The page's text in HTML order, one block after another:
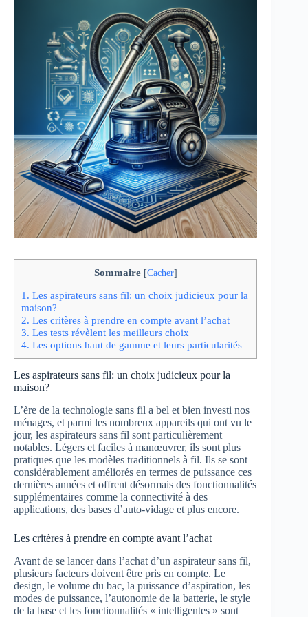
Sommaire [Cacher]
1. Les aspirateurs sans fil: un choix judicieux pour la
maison?
2. Les critères à prendre en compte avant l’achat
3. Les tests révèlent les meilleurs choix
4. Les options haut de gamme et leurs particularités
Les aspirateurs sans fil: un choix judicieux pour la
maison?
L’ère de la technologie sans fil a bel et bien investi nos
ménages, et parmi les nombreux appareils qui ont vu le
jour, les aspirateurs sans fil sont particulièrement
notables. Légers et faciles à manœuvrer, ils sont plus
pratiques que les modèles traditionnels à fil. Ils se sont
considérablement améliorés en termes de puissance ces
dernières années et offrent désormais des fonctionnalités
supplémentaires comme la connectivité à des
applications, des bases d’auto-vidage et plus encore.
Les critères à prendre en compte avant l’achat
Avant de se lancer dans l’achat d’un aspirateur sans fil,
plusieurs facteurs doivent être pris en compte. Le
design, le volume du bac, la puissance d’aspiration, les
modes de puissance, l’autonomie de la batterie, le style
de la base et les fonctionnalités « intelligentes » sont